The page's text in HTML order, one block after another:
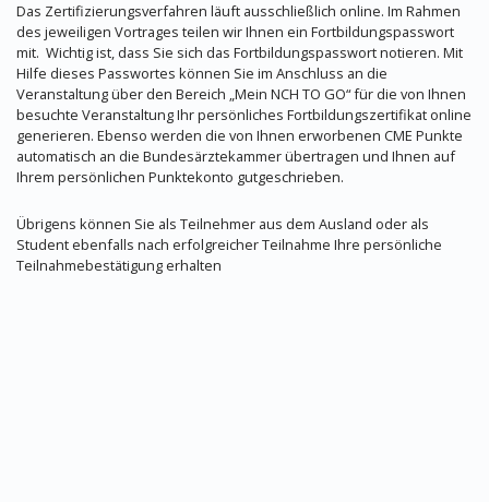
Das Zertifizierungsverfahren läuft ausschließlich online. Im Rahmen
des jeweiligen Vortrages teilen wir Ihnen ein Fortbildungspasswort
mit. Wichtig ist, dass Sie sich das Fortbildungspasswort notieren. Mit
Hilfe dieses Passwortes können Sie im Anschluss an die
Veranstaltung über den Bereich „Mein NCH TO GO“ für die von Ihnen
besuchte Veranstaltung Ihr persönliches Fortbildungszertifikat online
generieren. Ebenso werden die von Ihnen erworbenen CME Punkte
automatisch an die Bundesärztekammer übertragen und Ihnen auf
Ihrem persönlichen Punktekonto gutgeschrieben.
Übrigens können Sie als Teilnehmer aus dem Ausland oder als
Student ebenfalls nach erfolgreicher Teilnahme Ihre persönliche
Teilnahmebestätigung erhalten